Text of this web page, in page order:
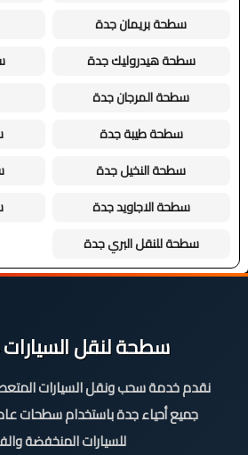
سطحة بريمان جدة
سطحة هيدروليك جدة
سطحة المرجان جدة
سطحة طيبة جدة
سطحة النخيل جدة
سطحة الاجاويد جدة
سطحة للنقل البري جدة
سطحة لنقل السيارات 24 ساعة
نقدم خدمة سحب ونقل السيارات
جميع أحياء جدة باستخدام سطحات
للسيارات المنخفضة